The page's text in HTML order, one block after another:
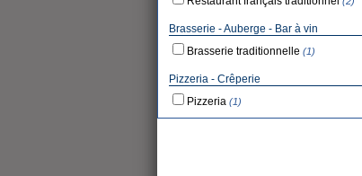
Brasserie - Auberge - Bar à vin
Brasserie traditionnelle (1)
Pizzeria - Crêperie
Pizzeria (1)